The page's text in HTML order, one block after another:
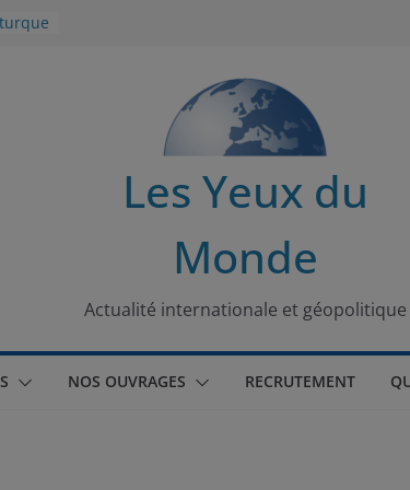
Les Yeux du
Monde
Actualité internationale et géopolitique
NOS OUVRAGES RECRUTEMENT